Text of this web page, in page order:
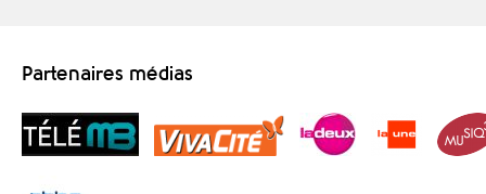
Partenaires médias